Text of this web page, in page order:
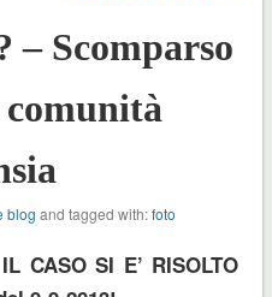
– Scomparso
blog and tagged with:foto
CASO SI E’ RISOLTO